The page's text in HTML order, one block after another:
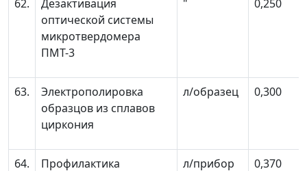
62.
Дезактивация
оптической системы
микротвердомера
ПМТ-3
" 0,250
63.
Электрополировка
образцов из сплавов
циркония
л/образец 0,300
64.
Профилактика
л/прибор 0,370